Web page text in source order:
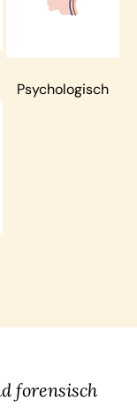
Psychologisch
forensisch